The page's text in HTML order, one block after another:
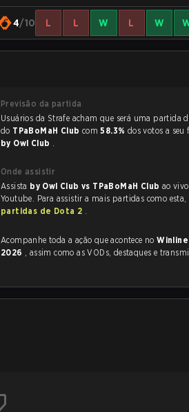
4/10 L L W L W
Previsão da partida
Usuários da Strafe acham que será uma partida disputada, e preveem a vitória
do TPaBoMaH Club com58.3% dos votos a seu
by Owl Club .
Onde assistir
Assista by Owl Club vs TPaBoMaH Club ao
Youtube. Para assistir a mais partidas como esta,
partidas de Dota 2 .
Acompanhe toda a ação que acontece no
2026
, assim como as VODs, destaques e